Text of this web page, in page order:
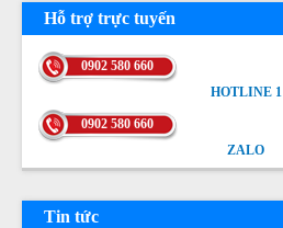
Hỗ trợ trực tuyến
0902 580 660
HOTLINE 1
0902 580 660
ZALO
Tin tức